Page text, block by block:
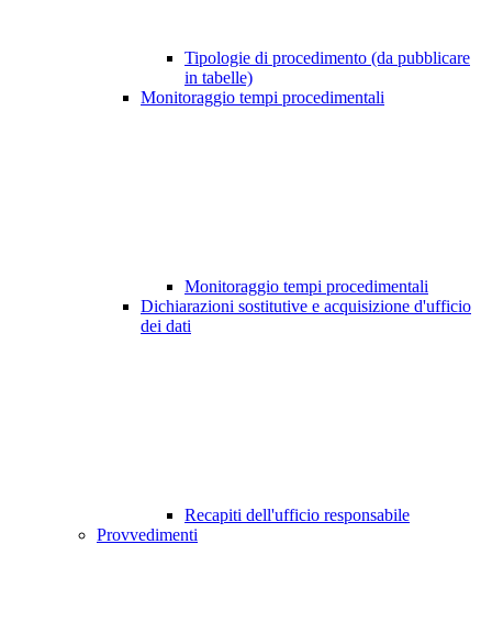
Tipologie di procedimento (da pubblicare
in tabelle)
Monitoraggio tempi procedimentali
Monitoraggio tempi procedimentali
Dichiarazioni sostitutive e acquisizione d'ufficio
dei dati
Recapiti dell'ufficio responsabile
Provvedimenti